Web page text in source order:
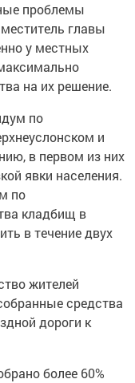
проблемы
главы
у местных
на их решение.
по
и
в первом из них
явки населения.
по
кладбищ в
в течение двух
жителей
средства
дороги к
более 60%